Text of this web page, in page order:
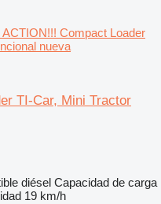
ACTION!!! Compact Loader
nueva
TI-Car, Mini Tractor
diésel Capacidad de carga
19 km/h